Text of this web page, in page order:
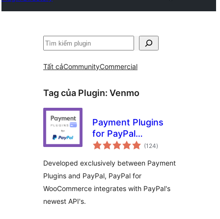
Tìm
Tất cảCommunityCommercial
Tag của Plugin: Venmo
Payment Plugins
for PayPal
WooCommerce
(124tổng
đánh
)
Developed exclusively between Payment
Plugins and PayPal, PayPal for
WooCommerce integrates with PayPal's
newest API's.